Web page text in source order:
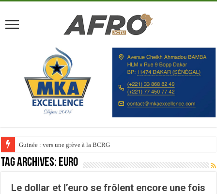
Guinée : vers une grève à la BCRG
Tag Archives: Euro
Le dollar et l’euro se frôlent encore une fois